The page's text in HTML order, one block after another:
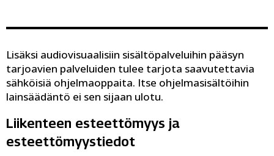
Lisäksi audiovisuaalisiin sisältöpalveluihin pääsyn
tarjoavien palveluiden tulee tarjota saavutettavia
sähköisiä ohjelmaoppaita. Itse ohjelmasisältöihin
lainsäädäntö ei sen sijaan ulotu.
Liikenteen esteettömyys ja
esteettömyystiedot